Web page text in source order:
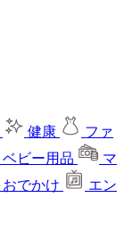
健康
ファ
ベビー用品
マ
おでかけ
エン